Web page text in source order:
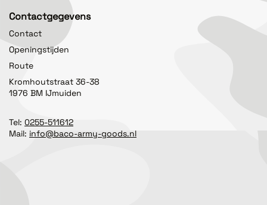
Contactgegevens
Contact
Openingstijden
Route
Kromhoutstraat 36-38
1976 BM IJmuiden
Tel: 0255-511612
Mail: info@baco-army-goods.nl